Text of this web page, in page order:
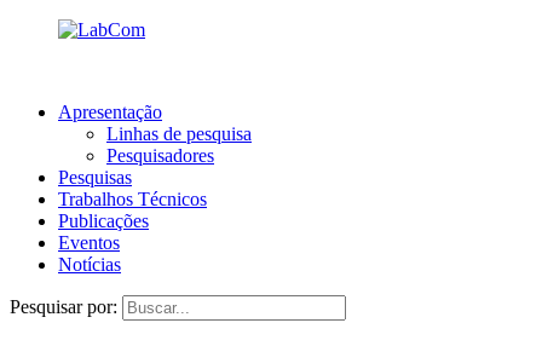
Apresentação
Linhas de pesquisa
Pesquisadores
Pesquisas
Trabalhos Técnicos
Publicações
Eventos
Notícias
Pesquisar por: